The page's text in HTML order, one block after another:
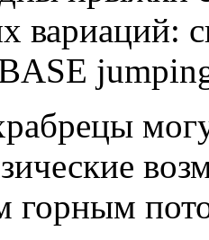
вариаций:
горным